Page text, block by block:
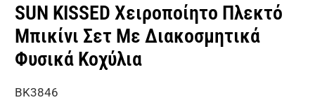
SUN KISSED Χειροποίητο Πλεκτό
Μπικίνι Σετ Με Διακοσμητικά
Φυσικά Κοχύλια
BK3846